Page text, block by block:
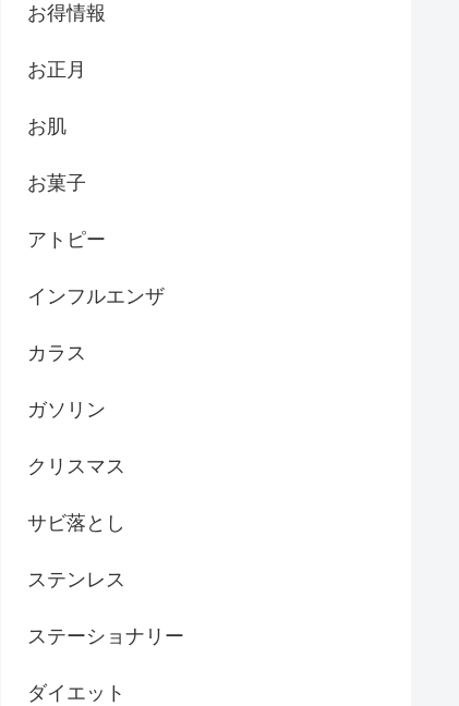
お得情報
お正月
お肌
お菓子
アトピー
インフルエンザ
カラス
ガソリン
クリスマス
サビ落とし
ステンレス
ステーショナリー
ダイエット